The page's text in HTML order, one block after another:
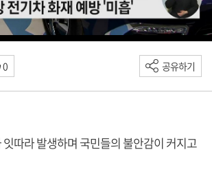
0 공유하기
따라 발생하며 국민들의 불안감이 커지고